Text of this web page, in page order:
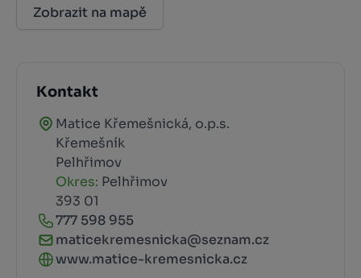
Zobrazit na mapě
Kontakt
Matice Křemešnická, o.p.s.
Křemešník
Pelhřimov
Okres: Pelhřimov
393 01
777 598 955
maticekremesnicka@seznam.cz
www.matice-kremesnicka.cz